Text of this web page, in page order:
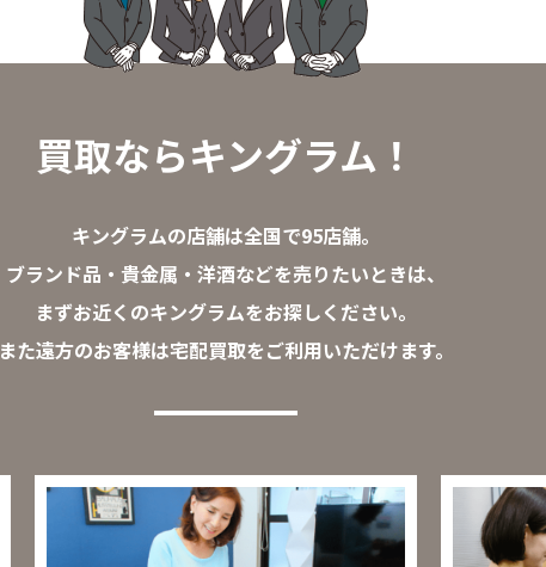
買取ならキングラム！
キングラムの店舗は全国で95店舗。
ブランド品・貴金属・洋酒などを売りたいときは、
まずお近くのキングラムをお探しください。
また遠方のお客様は宅配買取をご利用いただけます。